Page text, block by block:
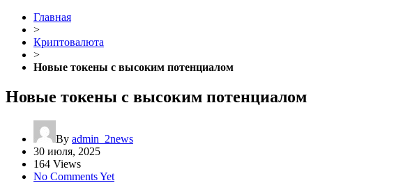
Главная
>
Криптовалюта
>
Новые токены с высоким потенциалом
Новые токены с высоким потенциалом
By admin_2news
30 июля, 2025
164 Views
No Comments Yet